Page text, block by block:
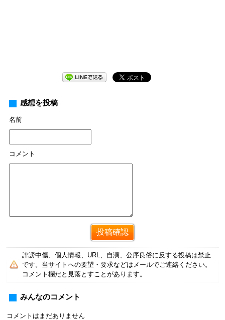
感想を投稿
名前
コメント
誹謗中傷、個人情報、URL、自演、公序良俗に反する投稿は禁止
です。当サイトへの要望・要求などはメールでご連絡ください。
コメント欄だと見落とすことがあります。
みんなのコメント
コメントはまだありません